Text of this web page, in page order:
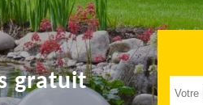
gratuit